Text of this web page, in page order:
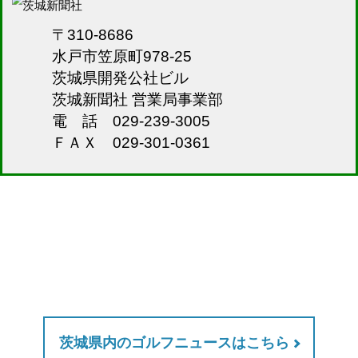
〒310-8686
水戸市笠原町978-25
茨城県開発公社ビル
茨城新聞社 営業局事業部
電 話 029-239-3005
ＦＡＸ 029-301-0361
茨城県内のゴルフニュースはこちら